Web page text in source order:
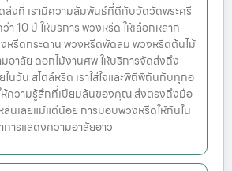
ส่งที่ เรามีความสัมพันธ์ที่ดีกับวัดวัดพระศรี
า 10 ปี ให้บริการ พวงหรีด ให้เลือกหลาก
หรีดกระดาน พวงหรีดพัดลม พวงหรีดต้นไม้
อาลัย ดอกไม้งานศพ ให้บริการจัดส่งถึง
ในวัน สไตล์หรีด เราใส่ใจและพิถีพิถันกับทุกอ
ห้ความรู้สึกที่เปี่ยมล้นของคุณ ส่งตรงถึงมือ
นเลยแม้แต่น้อย การมอบพวงหรีดให้กันใน
ารแสดงความอาลัยอาว